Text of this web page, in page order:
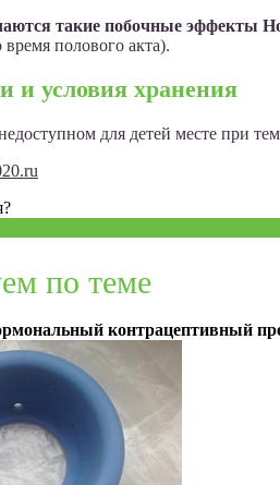
такие побочные эффекты
полового акта).
и условия хранения
для детей месте при
по теме
контрацептивный